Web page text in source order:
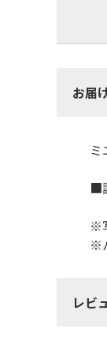
お届
ミ
■
※
※
レビ